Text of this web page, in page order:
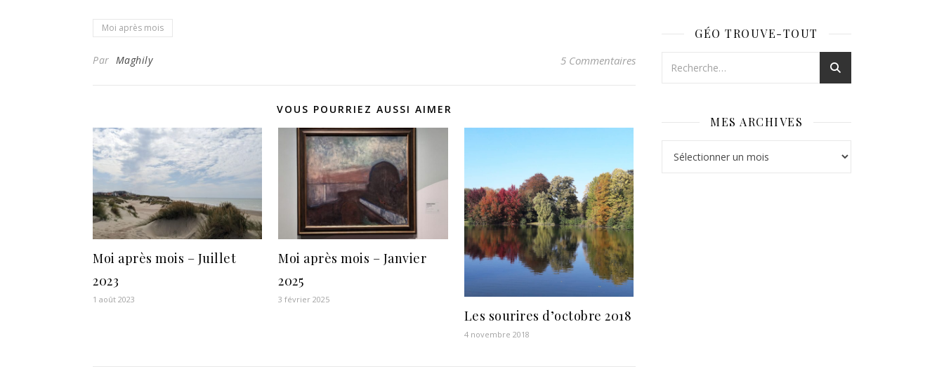
Moi après mois
Par Maghily 5 Commentaires
VOUS POURRIEZ AUSSI AIMER
Moi après mois – Juillet
2023
1 août 2023
Moi après mois – Janvier
2025
3 février 2025
Les sourires d’octobre 2018
4 novembre 2018
GÉO TROUVE-TOUT
MES ARCHIVES